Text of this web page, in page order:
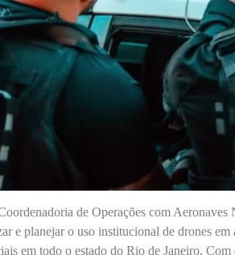
de Operações com
e planejar o uso institucional de drones
em todo o estado do Rio de Janeiro.